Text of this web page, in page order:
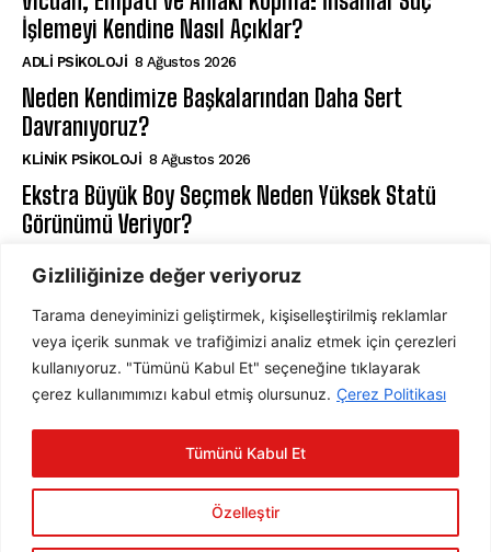
Gizliliğinize değer veriyoruz
Tarama deneyiminizi geliştirmek, kişiselleştirilmiş reklamlar
veya içerik sunmak ve trafiğimizi analiz etmek için çerezleri
kullanıyoruz. "Tümünü Kabul Et" seçeneğine tıklayarak
çerez kullanımımızı kabul etmiş olursunuz. Çerez Politikası
Özelleştir
Tümünü Kabul Et
İşlemeyi Kendine Nasıl Açıklar?
ADLI PSIKOLOJI 8 Ağustos 2026
Neden Kendimize Başkalarından Daha Sert
Davranıyoruz?
KLINIK PSIKOLOJI 8 Ağustos 2026
Ekstra Büyük Boy Seçmek Neden Yüksek Statü
Görünümü Veriyor?
ABONE OL
ABONE OL
okudum, onaylıyorum.